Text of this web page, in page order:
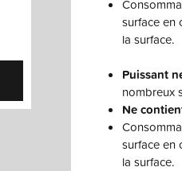
surface en
la surface.
Puissant
nombreux
Ne
surface en
la surface.